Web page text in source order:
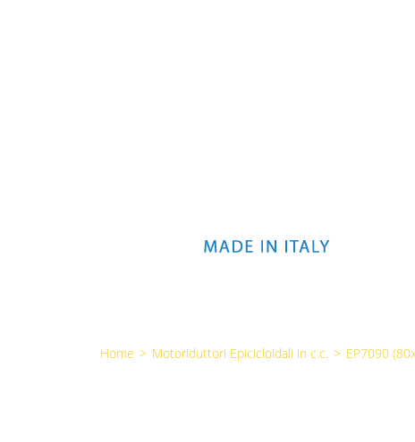
Home > Motoriduttori Epicicloidali in c.c. > EP7090